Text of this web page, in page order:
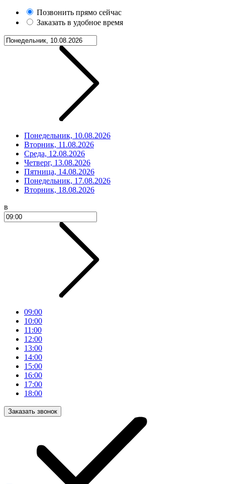
Позвонить прямо сейчас
Заказать в удобное время
Понедельник, 10.08.2026
Вторник, 11.08.2026
Среда, 12.08.2026
Четверг, 13.08.2026
Пятница, 14.08.2026
Понедельник, 17.08.2026
Вторник, 18.08.2026
в
09:00
10:00
11:00
12:00
13:00
14:00
15:00
16:00
17:00
18:00
Заказать звонок